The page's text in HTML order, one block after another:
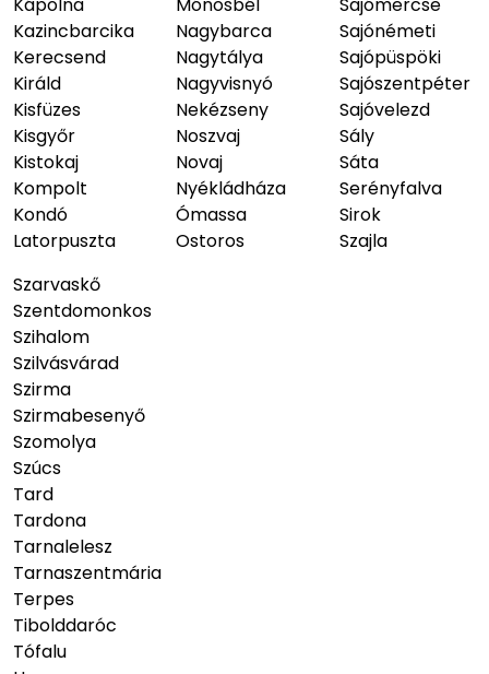
Kazincbarcika
Kerecsend
Királd
Kisfüzes
Kisgyőr
Kistokaj
Kompolt
Kondó
Latorpuszta
Nagybarca
Nagytálya
Nagyvisnyó
Nekézseny
Noszvaj
Novaj
Nyékládháza
Ómassa
Ostoros
Sajónémeti
Sajópüspöki
Sajószentpéter
Sajóvelezd
Sály
Sáta
Serényfalva
Sirok
Szajla
Szarvaskő
Szentdomonkos
Szihalom
Szilvásvárad
Szirma
Szirmabesenyő
Szomolya
Szúcs
Tard
Tardona
Tarnalelesz
Tarnaszentmária
Terpes
Tibolddaróc
Tófalu